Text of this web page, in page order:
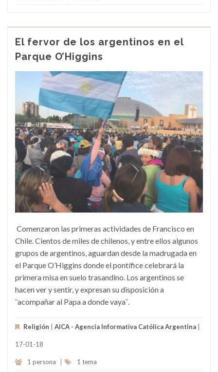
El fervor de los argentinos en el
Parque O’Higgins
Comenzaron las primeras actividades de Francisco en
Chile. Cientos de miles de chilenos, y entre ellos algunos
grupos de argentinos, aguardan desde la madrugada en
el Parque O’Higgins donde el pontífice celebrará la
primera misa en suelo trasandino. Los argentinos se
hacen ver y sentir, y expresan su disposición a
¨acompañar al Papa a donde vaya¨.
Religión | AICA - Agencia Informativa Católica Argentina |
17-01-18
1 persona | 1 tema